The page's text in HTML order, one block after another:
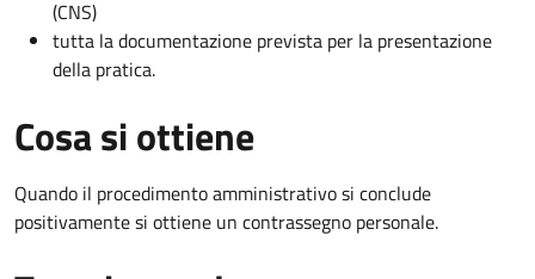
(CNS)
tutta la documentazione prevista per la presentazione
della pratica.
Cosa si ottiene
Quando il procedimento amministrativo si conclude
positivamente si ottiene un contrassegno personale.